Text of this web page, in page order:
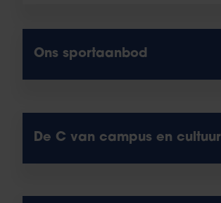
Ons sportaanbod
De C van campus en cultuur